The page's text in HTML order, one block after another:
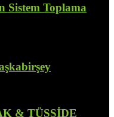
Sistem Toplama
& TÜSSİDE